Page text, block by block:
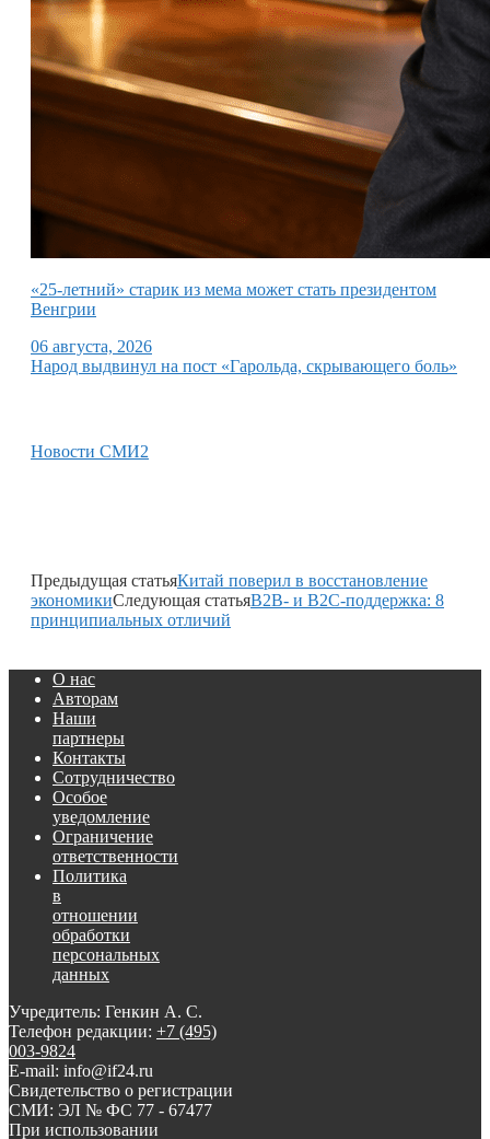
«25-летний» старик из мема может стать президентом
Венгрии
06 августа, 2026
Народ выдвинул на пост «Гарольда, скрывающего боль»
Новости СМИ2
Предыдущая статьяКитай поверил в восстановление
экономикиСледующая статьяB2B- и B2C-поддержка: 8
принципиальных отличий
О нас
Авторам
Наши
партнеры
Контакты
Сотрудничество
Особое
уведомление
Ограничение
ответственности
Политика
в
отношении
обработки
персональных
данных
Учредитель: Генкин А. С.
Телефон редакции: +7 (495)
003-9824
E-mail: info@if24.ru
Свидетельство о регистрации
СМИ: ЭЛ № ФС 77 - 67477
При использовании